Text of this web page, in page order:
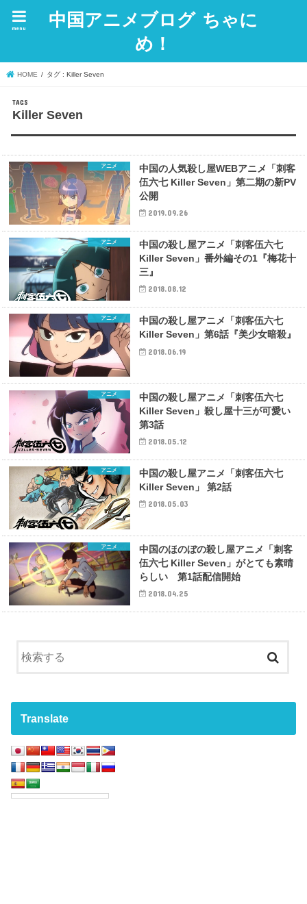
中国アニメブログ ちゃに
め！
menu
HOME タグ : Killer Seven
Killer Seven
アニメ
中国の人気殺し屋WEBアニメ「刺客
伍六七 Killer Seven」第二期の新PV
公開
2019.09.26
アニメ
中国の殺し屋アニメ「刺客伍六七
Killer Seven」番外編その1『梅花十
三』
2018.08.12
アニメ
中国の殺し屋アニメ「刺客伍六七
Killer Seven」第6話『美少女暗殺』
2018.06.19
アニメ
中国の殺し屋アニメ「刺客伍六七
Killer Seven」殺し屋十三が可愛い
第3話
2018.05.12
アニメ
中国の殺し屋アニメ「刺客伍六七
Killer Seven」 第2話
2018.05.03
アニメ
中国のほのぼの殺し屋アニメ「刺客
伍六七 Killer Seven」がとても素晴
らしい 第1話配信開始
2018.04.25
Translate